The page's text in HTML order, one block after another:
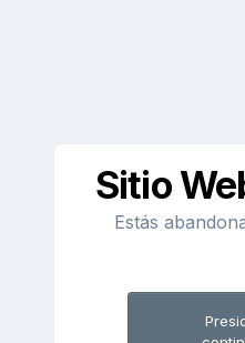
Sitio
Estás